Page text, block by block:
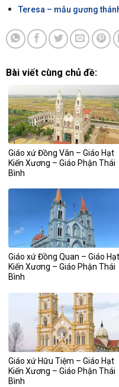
Teresa – mẫu gương
Bài viết cùng chủ đề:
Giáo xứ Đồng Vân – Giáo Hạt
Kiến Xương – Giáo Phận Thái
Bình
Giáo xứ Đồng Quan – Giáo Hạt
Kiến Xương – Giáo Phận Thái
Bình
Giáo xứ Hữu Tiệm – Giáo Hạt
Kiến Xương – Giáo Phận Thái
Bình